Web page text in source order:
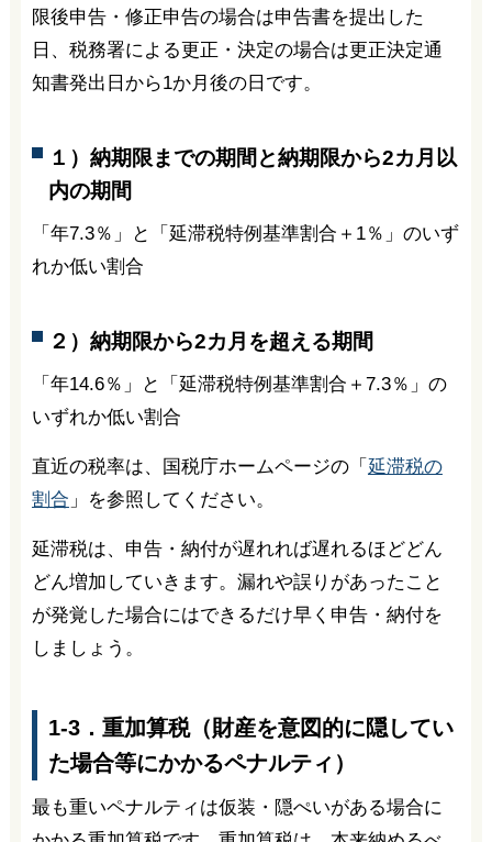
限後申告・修正申告の場合は申告書を提出した
日、税務署による更正・決定の場合は更正決定通
知書発出日から1か月後の日です。
１）納期限までの期間と納期限から2カ月以
内の期間
「年7.3％」と「延滞税特例基準割合＋1％」のいず
れか低い割合
２）納期限から2カ月を超える期間
「年14.6％」と「延滞税特例基準割合＋7.3％」の
いずれか低い割合
直近の税率は、国税庁ホームページの「 延滞税の
割合 」を参照してください。
延滞税は、申告・納付が遅れれば遅れるほどどん
どん増加していきます。漏れや誤りがあったこと
が発覚した場合にはできるだけ早く申告・納付を
しましょう。
1-3．重加算税（財産を意図的に隠してい
た場合等にかかるペナルティ）
最も重いペナルティは仮装・隠ぺいがある場合に